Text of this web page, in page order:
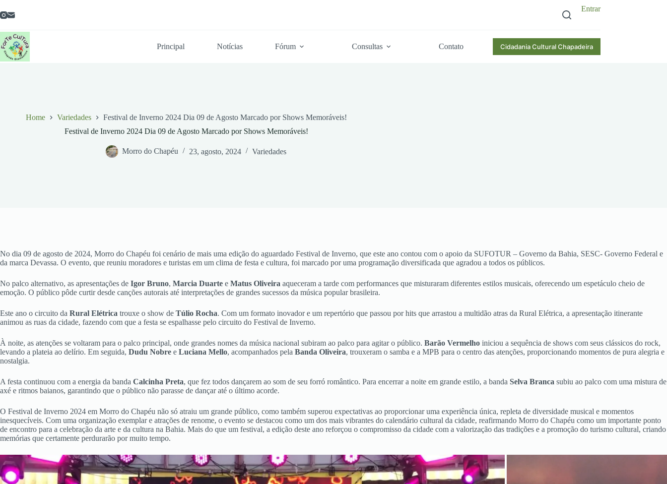
para
o
conteúdo
Entrar
Principal Notícias Fórum Consultas Contato Cidadania Cultural Chapadeira
Home Variedades
Festival de Inverno 2024 Dia 09 de Agosto Marcado por Shows Memoráveis!
Festival de Inverno 2024 Dia 09 de Agosto Marcado por Shows Memoráveis!
Morro do Chapéu 23, agosto, 2024 Variedades
No dia 09 de agosto de 2024, Morro do Chapéu foi cenário de mais uma edição do aguardado Festival de Inverno, que este ano contou com o apoio da SUFOTUR – Governo da Bahia, SESC- Governo Federal e
da marca Devassa. O evento, que reuniu moradores e turistas em um clima de festa e cultura, foi marcado por uma programação diversificada que agradou a todos os públicos.
No palco alternativo, as apresentações de Igor Bruno, Marcia Duarte e Matus Oliveira aqueceram a tarde com performances que misturaram diferentes estilos musicais, oferecendo um espetáculo cheio de
emoção. O público pôde curtir desde canções autorais até interpretações de grandes sucessos da música popular brasileira.
Este ano o circuito da Rural Elétrica trouxe o show de Túlio Rocha. Com um formato inovador e um repertório que passou por hits que arrastou a multidão atras da Rural Elétrica, a apresentação itinerante
animou as ruas da cidade, fazendo com que a festa se espalhasse pelo circuito do Festival de Inverno.
À noite, as atenções se voltaram para o palco principal, onde grandes nomes da música nacional subiram ao palco para agitar o público. Barão Vermelho iniciou a sequência de shows com seus clássicos do rock,
levando a plateia ao delírio. Em seguida, Dudu Nobre e Luciana Mello, acompanhados pela Banda Oliveira, trouxeram o samba e a MPB para o centro das atenções, proporcionando momentos de pura alegria e
nostalgia.
A festa continuou com a energia da banda Calcinha Preta, que fez todos dançarem ao som de seu forró romântico. Para encerrar a noite em grande estilo, a banda Selva Branca subiu ao palco com uma mistura de
axé e ritmos baianos, garantindo que o público não parasse de dançar até o último acorde.
O Festival de Inverno 2024 em Morro do Chapéu não só atraiu um grande público, como também superou expectativas ao proporcionar uma experiência única, repleta de diversidade musical e momentos
inesquecíveis. Com uma organização exemplar e atrações de renome, o evento se destacou como um dos mais vibrantes do calendário cultural da cidade, reafirmando Morro do Chapéu como um importante ponto
de encontro para a celebração da arte e da cultura na Bahia. Mais do que um festival, a edição deste ano reforçou o compromisso da cidade com a valorização das tradições e a promoção do turismo cultural, criando
memórias que certamente perdurarão por muito tempo.